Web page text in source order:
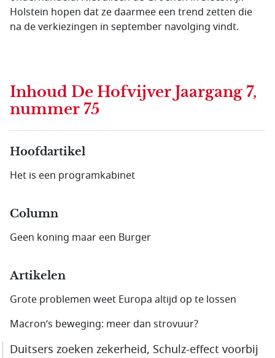
Holstein hopen dat ze daarmee een trend zetten die
na de verkiezingen in september navolging vindt.
Inhoud De Hofvijver Jaargang 7,
nummer 75
Hoofdartikel
Het is een programkabinet
Column
Geen koning maar een Burger
Artikelen
Grote problemen weet Europa altijd op te lossen
Macron’s beweging: meer dan strovuur?
Duitsers zoeken zekerheid, Schulz-effect voorbij